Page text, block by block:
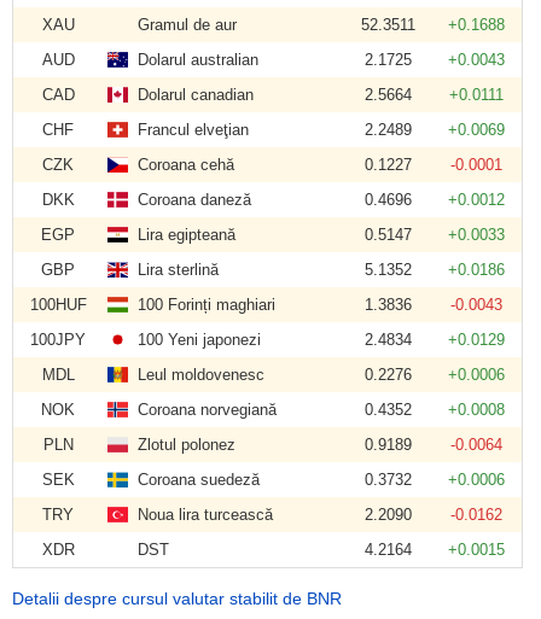
XAU
Gramul de aur 52.3511
+0.1688
AUD
Dolarul australian 2.1725
+0.0043
CAD
Dolarul canadian 2.5664
+0.0111
CHF
Francul elveţian 2.2489
+0.0069
CZK
Coroana cehă 0.1227
-0.0001
DKK
Coroana daneză 0.4696
+0.0012
EGP
Lira egipteană 0.5147
+0.0033
GBP
Lira sterlină 5.1352
+0.0186
100HUF
100 Forinți maghiari 1.3836
-0.0043
100JPY
100 Yeni japonezi 2.4834
+0.0129
MDL
Leul moldovenesc 0.2276
+0.0006
NOK
Coroana norvegiană 0.4352
+0.0008
PLN
Zlotul polonez 0.9189
-0.0064
SEK
Coroana suedeză 0.3732
+0.0006
TRY
Noua lira turcească 2.2090
-0.0162
XDR
DST 4.2164 +0.0015
Detalii despre cursul valutar stabilit de BNR